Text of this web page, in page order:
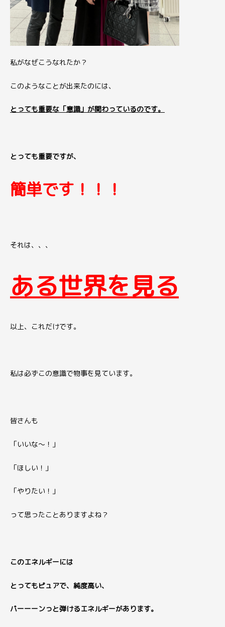
私がなぜこうなれたか？
このようなことが出来たのには、
とっても重要な「意識」が関わっているのです。
とっても重要ですが、
簡単です！！！
それは、、、
ある世界を見る
以上、これだけです。
私は必ずこの意識で物事を見ています。
皆さんも
「いいな〜！」
「ほしい！」
「やりたい！」
って思ったことありますよね？
このエネルギーには
とってもピュアで、純度高い、
パーーーンっと弾けるエネルギーがあります。